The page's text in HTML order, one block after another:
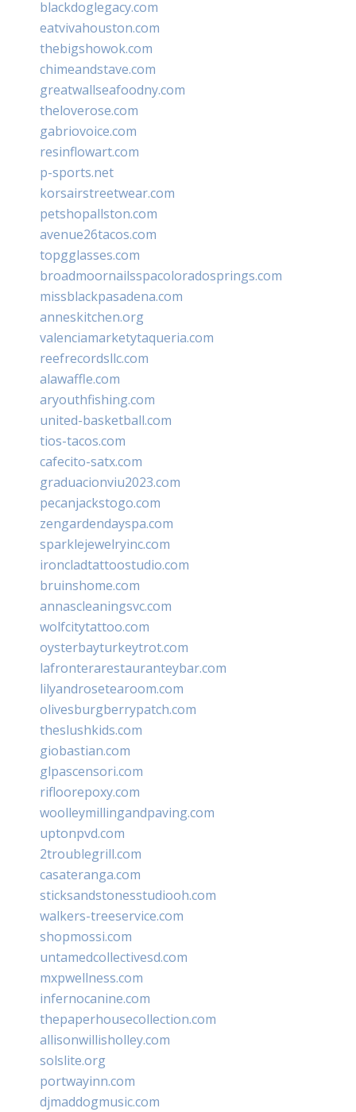
blackdoglegacy.com
eatvivahouston.com
thebigshowok.com
chimeandstave.com
greatwallseafoodny.com
theloverose.com
gabriovoice.com
resinflowart.com
p-sports.net
korsairstreetwear.com
petshopallston.com
avenue26tacos.com
topgglasses.com
broadmoornailsspacoloradosprings.com
missblackpasadena.com
anneskitchen.org
valenciamarketytaqueria.com
reefrecordsllc.com
alawaffle.com
aryouthfishing.com
united-basketball.com
tios-tacos.com
cafecito-satx.com
graduacionviu2023.com
pecanjackstogo.com
zengardendayspa.com
sparklejewelryinc.com
ironcladtattoostudio.com
bruinshome.com
annascleaningsvc.com
wolfcitytattoo.com
oysterbayturkeytrot.com
lafronterarestauranteybar.com
lilyandrosetearoom.com
olivesburgberrypatch.com
theslushkids.com
giobastian.com
glpascensori.com
rifloorepoxy.com
woolleymillingandpaving.com
uptonpvd.com
2troublegrill.com
casateranga.com
sticksandstonesstudiooh.com
walkers-treeservice.com
shopmossi.com
untamedcollectivesd.com
mxpwellness.com
infernocanine.com
thepaperhousecollection.com
allisonwillisholley.com
solslite.org
portwayinn.com
djmaddogmusic.com